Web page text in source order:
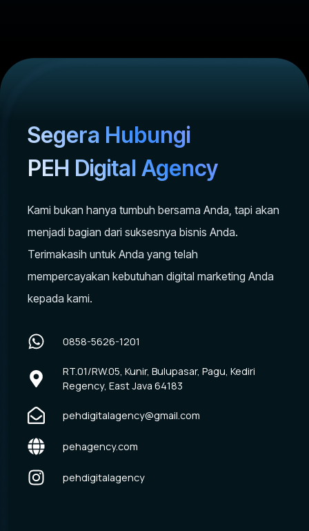
Segera Hubungi
PEH Digital Agency
Kami bukan hanya tumbuh bersama Anda, tapi akan
menjadi bagian dari suksesnya bisnis Anda.
Terimakasih untuk Anda yang telah
mempercayakan kebutuhan digital marketing Anda
kepada kami.
0858-5626-1201
RT.01/RW.05, Kunir, Bulupasar, Pagu, Kediri
Regency, East Java 64183
pehdigitalagency@gmail.com
pehagency.com
pehdigitalagency